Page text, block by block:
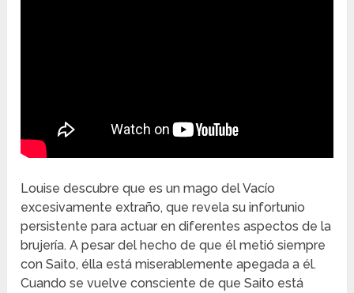
Louise descubre que es un mago del Vacío
excesivamente extraño, que revela su infortunio
persistente para actuar en diferentes aspectos de la
brujería. A pesar del hecho de que él metió siempre
con Saito, élla está miserablemente apegada a él.
Cuando se vuelve consciente de que Saito está